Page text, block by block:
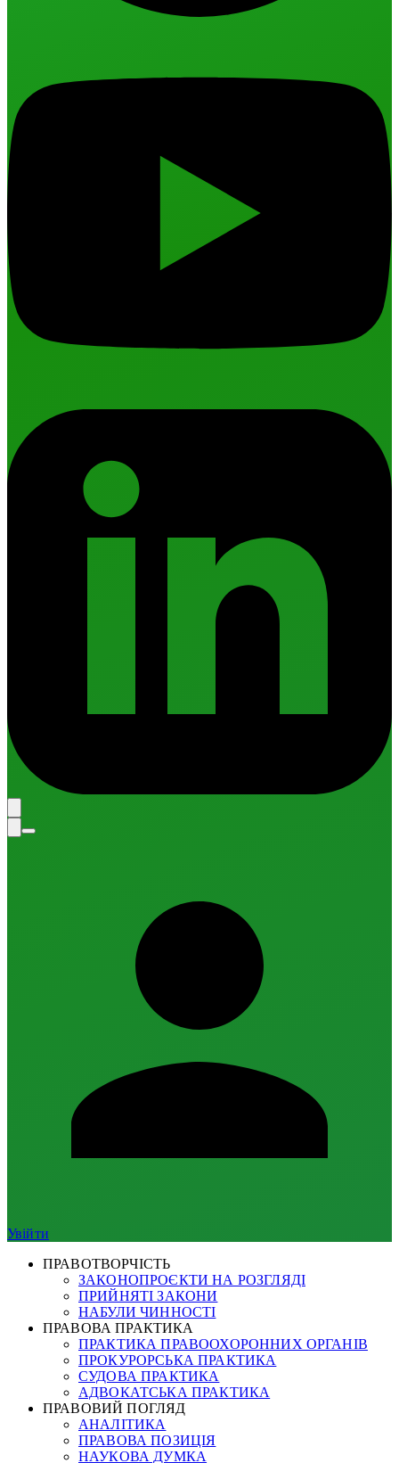
Увійти
ПРАВОТВОРЧІСТЬ
ЗАКОНОПРОЄКТИ НА РОЗГЛЯДІ
ПРИЙНЯТІ ЗАКОНИ
НАБУЛИ ЧИННОСТІ
ПРАВОВА ПРАКТИКА
ПРАКТИКА ПРАВООХОРОННИХ ОРГАНІВ
ПРОКУРОРСЬКА ПРАКТИКА
СУДОВА ПРАКТИКА
АДВОКАТСЬКА ПРАКТИКА
ПРАВОВИЙ ПОГЛЯД
АНАЛІТИКА
ПРАВОВА ПОЗИЦІЯ
НАУКОВА ДУМКА